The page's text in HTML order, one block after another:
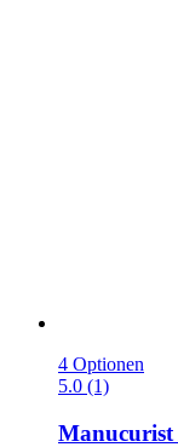
4 Optionen
5.0 (1)
Manucurist